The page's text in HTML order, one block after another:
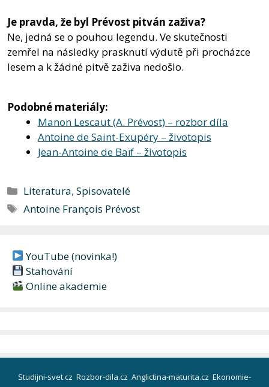
Je pravda, že byl Prévost pitván zaživa?
Ne, jedná se o pouhou legendu. Ve skutečnosti
zemřel na následky prasknutí výdutě při procházce
lesem a k žádné pitvě zaživa nedošlo.
Podobné materiály:
Manon Lescaut (A. Prévost) – rozbor díla
Antoine de Saint-Exupéry – životopis
Jean-Antoine de Baïf – životopis
Rubriky
Literatura,Spisovatelé
Štítky
Antoine François Prévost
YouTube (novinka!)
Stahování
Online akademie
Studijni-svet.cz Rozbor-dila.cz Anglictina-maturita.cz Ekonomie-